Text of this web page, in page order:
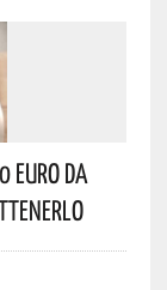
Euro Da